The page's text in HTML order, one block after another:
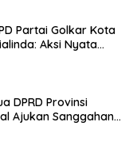
Partai Golkar Kota
Aksi Nyata
DPRD Provinsi
Ajukan Sanggahan